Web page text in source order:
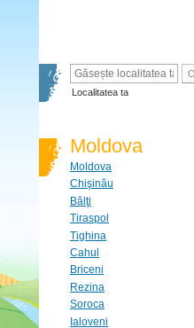
Localitatea ta
Moldova
Moldova
Chişinău
Bălţi
Tiraspol
Tighina
Cahul
Briceni
Rezina
Soroca
Ialoveni